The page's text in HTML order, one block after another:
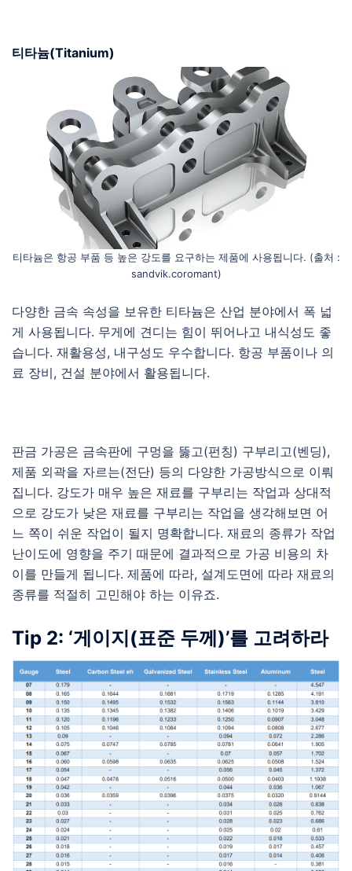
티타늄(Titanium)
티타늄은 항공 부품 등 높은 강도를 요구하는 제품에 사용됩니다. (출처 :
sandvik.coromant)
다양한 금속 속성을 보유한 티타늄은 산업 분야에서 폭 넓
게 사용됩니다. 무게에 견디는 힘이 뛰어나고 내식성도 좋
습니다. 재활용성, 내구성도 우수합니다. 항공 부품이나 의
료 장비, 건설 분야에서 활용됩니다.
판금 가공은 금속판에 구멍을 뚫고(펀칭) 구부리고(벤딩),
제품 외곽을 자르는(전단) 등의 다양한 가공방식으로 이뤄
집니다. 강도가 매우 높은 재료를 구부리는 작업과 상대적
으로 강도가 낮은 재료를 구부리는 작업을 생각해보면 어
느 쪽이 쉬운 작업이 될지 명확합니다. 재료의 종류가 작업
난이도에 영향을 주기 때문에 결과적으로 가공 비용의 차
이를 만들게 됩니다. 제품에 따라, 설계도면에 따라 재료의
종류를 적절히 고민해야 하는 이유죠.
Tip 2: ‘게이지(표준 두께)’를 고려하라